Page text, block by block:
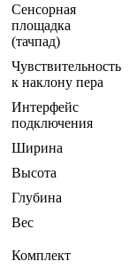
Сенсорная
площадка
(тачпад)
Чувствительность
к наклону пера
Интерфейс
подключения
Ширина
Высота
Глубина
Вес
Комплект